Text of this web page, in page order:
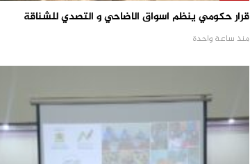
قرار حكومي ينظم اسواق الاضاحي و التصدي للشناقة
منذ ساعة واحدة